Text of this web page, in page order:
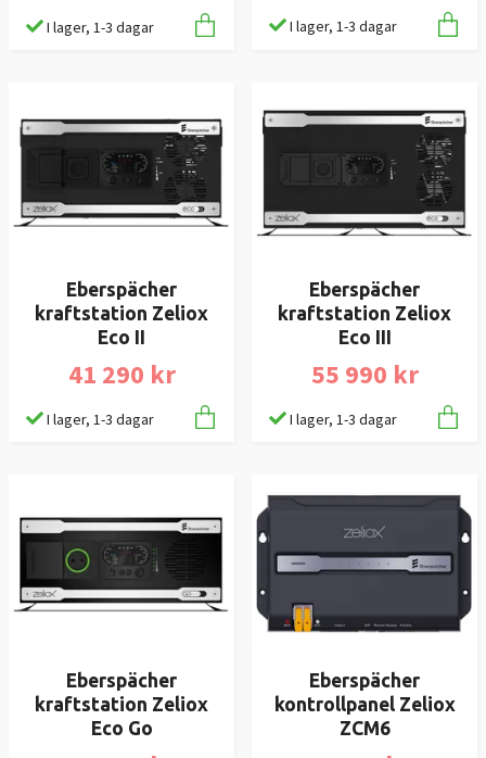
I lager, 1-3 dagar I lager, 1-3 dagar
Eberspächer
kraftstation Zeliox
Eco II
41 290 kr
I lager, 1-3 dagar
Eberspächer
kraftstation Zeliox
Eco III
55 990 kr
I lager, 1-3 dagar
Eberspächer
kraftstation Zeliox
Eco Go
Eberspächer
kontrollpanel Zeliox
ZCM6